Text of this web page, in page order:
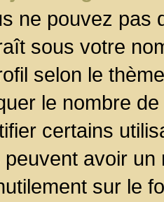
ne pouvez pas
sous votre
selon le
le nombre
certains
avoir
sur le